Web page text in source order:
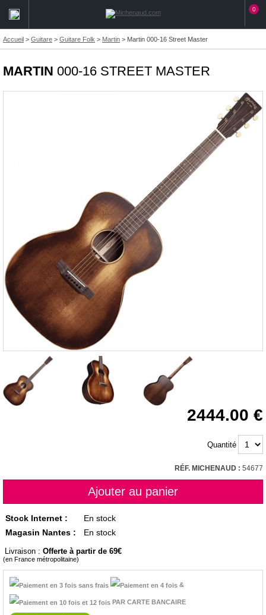
0
Accueil > Guitare > Guitare Folk > Martin > Martin 000-16 Street Master
MARTIN 000-16 STREET MASTER
2444.00
Quantité
RÉF. MICHENAUD : 54677
Stock Internet :
En stock
Magasin Nantes :
En stock
Livraison : Offerte à partir de 69
(en France métropolitaine)
&
PAR CARTE BANCAIRE